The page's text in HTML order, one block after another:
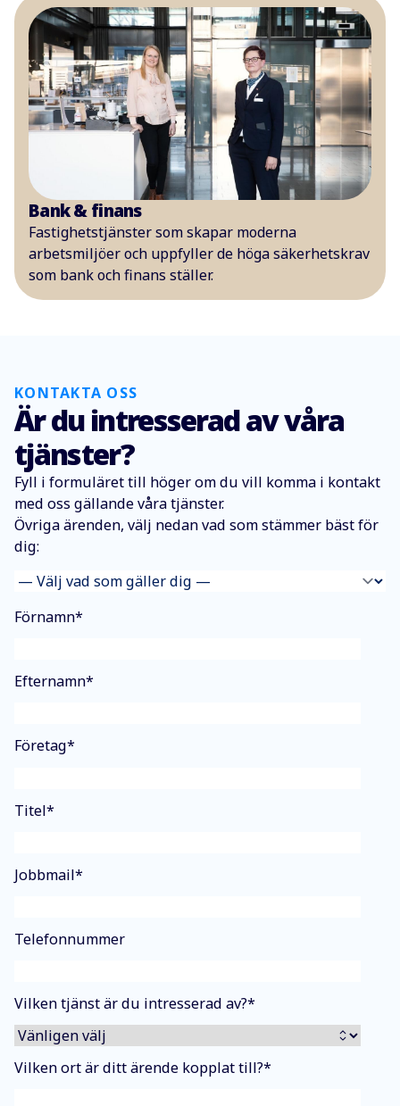
Bank & finans
Fastighetstjänster som skapar moderna
arbetsmiljöer och uppfyller de höga säkerhetskrav
som bank och finans ställer.
KONTAKTA OSS
Är du intresserad av våra
tjänster?
Fyll i formuläret till höger om du vill komma i kontakt
med oss gällande våra tjänster.
Övriga ärenden, välj nedan vad som stämmer bäst för
dig:
Förnamn*
Efternamn*
Företag*
Titel*
Jobbmail*
Telefonnummer
Vilken tjänst är du intresserad av?*
Vilken ort är ditt ärende kopplat till?*